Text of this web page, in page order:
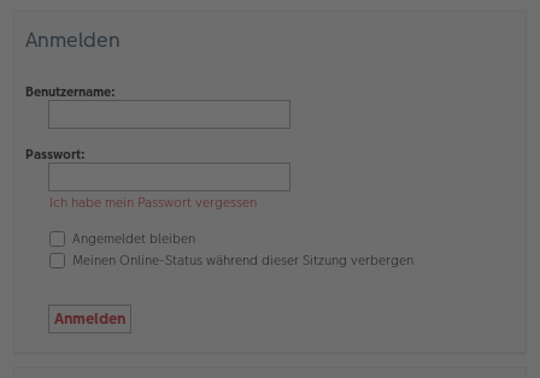
Anmelden
Benutzername:
Passwort:
Ich habe mein Passwort vergessen
Angemeldet bleiben
Meinen Online-Status während dieser Sitzung verbergen